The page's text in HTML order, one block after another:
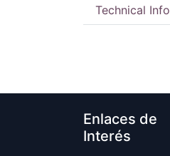
Technical Info
Enlaces de
Interés